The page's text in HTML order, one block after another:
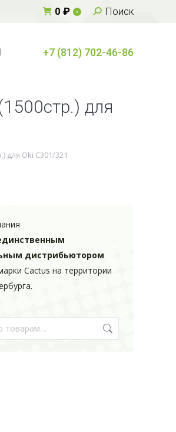
0 ₽ 0 Поиск:
Поиск
+7 (812) 702-46-86
для
для Oki C301/321
дистрибьютором
Cactus на территории